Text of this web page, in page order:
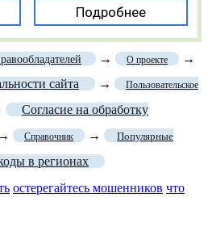
Подробнее
→ О проекте
→
сайта
→ Пользовательское
Согласие на обработку
→ Справочник → Популярные
в регионах
остерегайтесь мошенников что